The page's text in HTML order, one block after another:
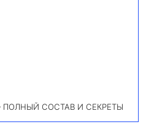
СОСТАВ И СЕКРЕТЫ